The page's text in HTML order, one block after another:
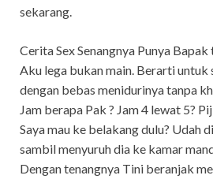
sekarang.
Cerita Sex Senangnya Punya
Aku lega bukan main. Berarti untuk
dengan bebas menidurinya tanpa
Jam berapa Pak ? Jam 4 lewat 5?
Saya mau ke belakang dulu? Udah
sambil menyuruh dia ke kamar
Dengan tenangnya Tini beranjak